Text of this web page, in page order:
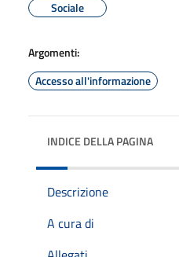
Sociale
Argomenti:
Accesso all'informazione
INDICE DELLA PAGINA
Descrizione
A cura di